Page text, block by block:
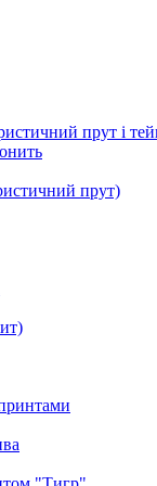
прут і
прут)